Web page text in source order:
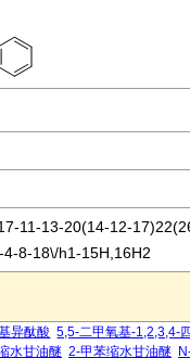
11-13-20(14-12-
8-18\/h1-15H,16H2
异酞酸 5,5-二甲氧基-1,2,3,4-
水甘油醚 2-甲苯缩水甘油醚